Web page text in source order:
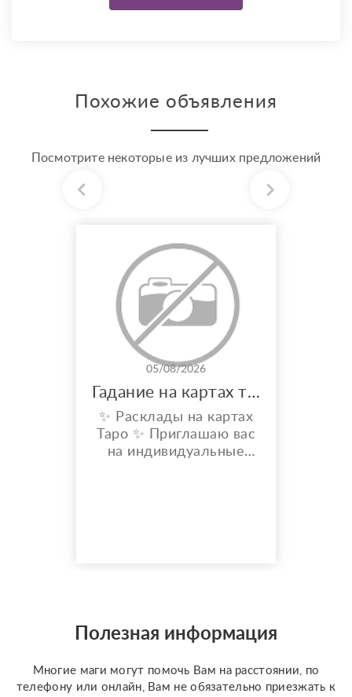
Похожие объявления
Посмотрите некоторые из лучших предложений
05/08/2026
Гадание на картах таро
✨ Расклады на картах
Таро ✨ Приглашаю вас
на индивидуальные
отношения, чувства,
любовь; ????
с человеком; ???...
Полезная информация
Многие маги могут помочь Вам на расстоянии, по
телефону или онлайн, Вам не обязательно приезжать к